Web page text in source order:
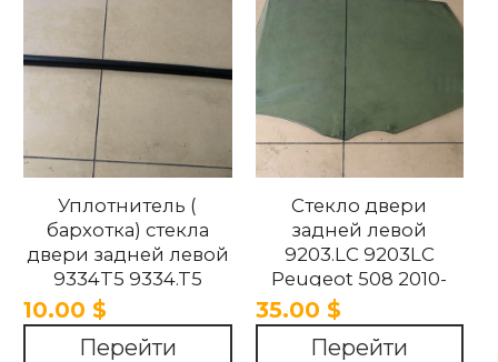
Уплотнитель (
бархотка) стекла
двери задней левой
9334T5 9334.T5
Peugeot 508 2010-
2018.
10.00 $
Перейти
Стекло двери
задней левой
9203.LC 9203LC
Peugeot 508 2010-
2018.
35.00 $
Перейти